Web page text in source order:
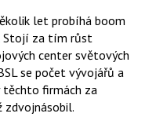
let probíhá boom
Stojí za tím růst
center světových
se počet vývojářů a
těchto firmách za
zdvojnásobil.